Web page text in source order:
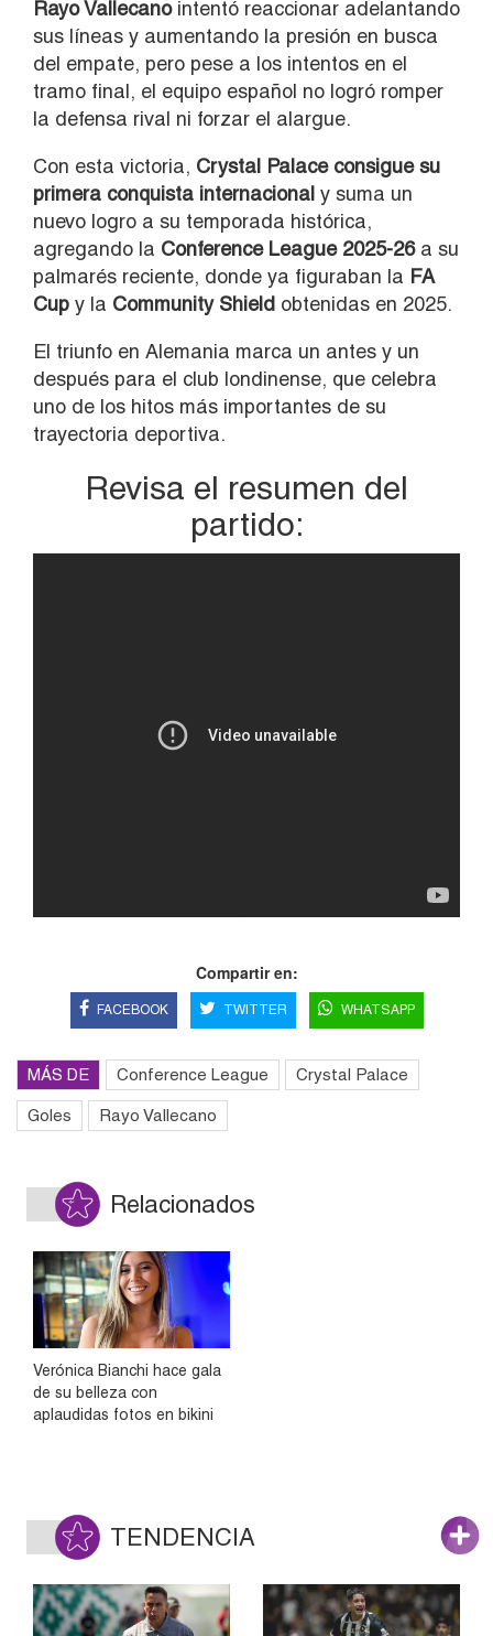
Rayo Vallecanointentó reaccionar adelantando
sus líneas y aumentando la presión en busca
del empate, pero pese a los intentos en el
tramo final, el equipo español no logró romper
la defensa rival ni forzar el alargue.
Con esta victoria, Crystal Palace consigue su
primera conquista internacional y suma un
nuevo logro a su temporada histórica,
agregando la Conference League 2025-26a su
palmarés reciente, donde ya figuraban la FA
Cup y la Community Shield obtenidas en 2025.
El triunfo en Alemania marca un antes y un
después para el club londinense, que celebra
uno de los hitos más importantes de su
trayectoria deportiva.
Revisa el resumen del
partido:
Compartir en:
FACEBOOK TWITTER WHATSAPP
MÁS DE Conference League Crystal Palace
Goles Rayo Vallecano
Relacionados
Verónica Bianchi hace gala
de su belleza con
aplaudidas fotos en bikini
TENDENCIA